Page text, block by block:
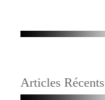
Articles Récents